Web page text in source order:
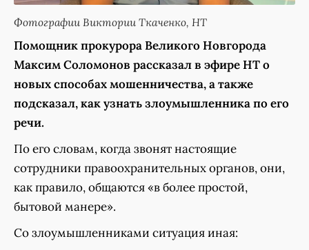
Фотографии Виктории Ткаченко, НТ
Помощник прокурора Великого Новгорода
Максим Соломонов рассказал в эфире НТ о
новых способах мошенничества, а также
подсказал, как узнать злоумышленника по его
речи.
По его словам, когда звонят настоящие
сотрудники правоохранительных органов, они,
как правило, общаются «в более простой,
бытовой манере».
Со злоумышленниками ситуация иная: